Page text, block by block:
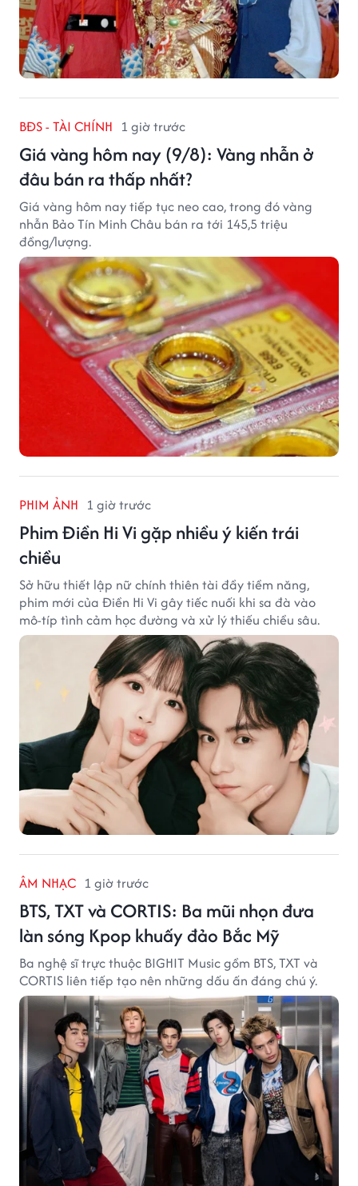
BĐS - TÀI CHÍNH 1 giờ trước
Giá vàng hôm nay (9/8): Vàng nhẫn ở
đâu bán ra thấp nhất?
Giá vàng hôm nay tiếp tục neo cao, trong đó vàng
nhẫn Bảo Tín Minh Châu bán ra tới 145,5 triệu
đồng/lượng.
PHIM ẢNH 1 giờ trước
Phim Điền Hi Vi gặp nhiều ý kiến trái
chiều
Sở hữu thiết lập nữ chính thiên tài đầy tiềm năng,
phim mới của Điền Hi Vi gây tiếc nuối khi sa đà vào
mô-típ tình cảm học đường và xử lý thiếu chiều sâu.
ÂM NHẠC 1 giờ trước
BTS, TXT và CORTIS: Ba mũi nhọn đưa
làn sóng Kpop khuấy đảo Bắc Mỹ
Ba nghệ sĩ trực thuộc BIGHIT Music gồm BTS, TXT và
CORTIS liên tiếp tạo nên những dấu ấn đáng chú ý.